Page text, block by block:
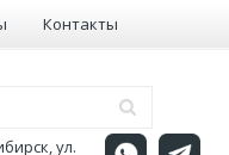
Контакты
ул.